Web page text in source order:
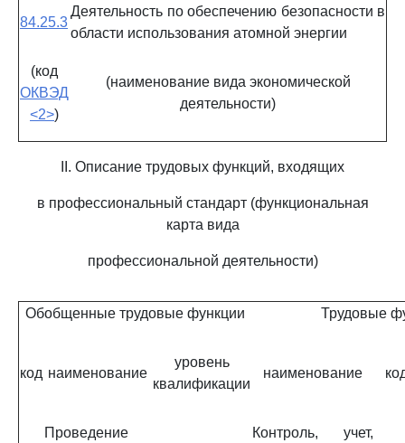
84.25.3
Деятельность по обеспечению безопасности в
области использования атомной энергии
(код
ОКВЭД
<2>)
(наименование вида экономической
деятельности)
II. Описание трудовых функций, входящих
в профессиональный стандарт (функциональная
карта вида
профессиональной деятельности)
Обобщенные трудовые функции Трудовые
код наименование
уровень
квалификации
наименование
Проведение
Контроль, учет,